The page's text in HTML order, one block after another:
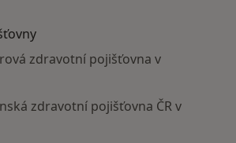
zdravotní pojišťovna v
zdravotní pojišťovna ČR v